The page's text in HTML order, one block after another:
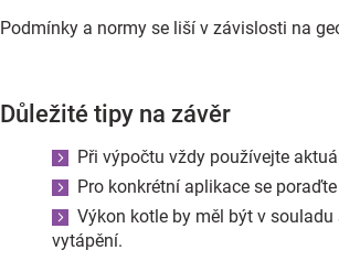
Podmínky a normy se liší v závislosti na
Důležité tipy na závěr
Při výpočtu vždy používejte
Pro konkrétní aplikace se
Výkon kotle by měl být v
vytápění.